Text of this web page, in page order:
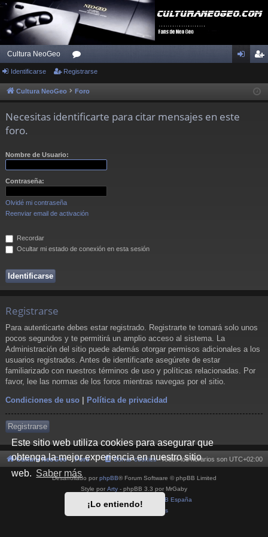
Este sitio web utiliza cookies para asegurar que
obtenga la mejor experiencia en nuestro sitio
web. Saber más
¡Lo entiendo!
Cultura NeoGeo
or
os ist
Identificarse Registrarse
Cultura NeoGeo Foro
Necesitas identificarte para citar mensajes en este
foro.
Nombre de Usuario:
Contraseña:
Olvidé mi contraseña
Reenviar email de activación
Recordar
Ocultar mi estado de conexión en esta sesión
Registrarse
Para autenticarte debes estar registrado. Registrarte te tomará solo unos
pocos segundos y te permitirá un amplio acceso al sistema. La
Administración del sitio puede además otorgar permisos adicionales a los
usuarios registrados. Antes de identificarte asegúrete de estar
familiarizado con nuestros términos de uso y políticas relacionadas. Por
favor, lee las normas de los foros mientras navegas por el sitio.
Condiciones de uso Política de privacidad
Registrarse
Cultura NeoGeo Foro Todos los horarios son UTC+02:00
Borrar cookies
Desarrollado por phpBB® Forum Software © phpBB Limited
Style por Arty - phpBB 3.3 por MrGaby
phpBB España
Condiciones